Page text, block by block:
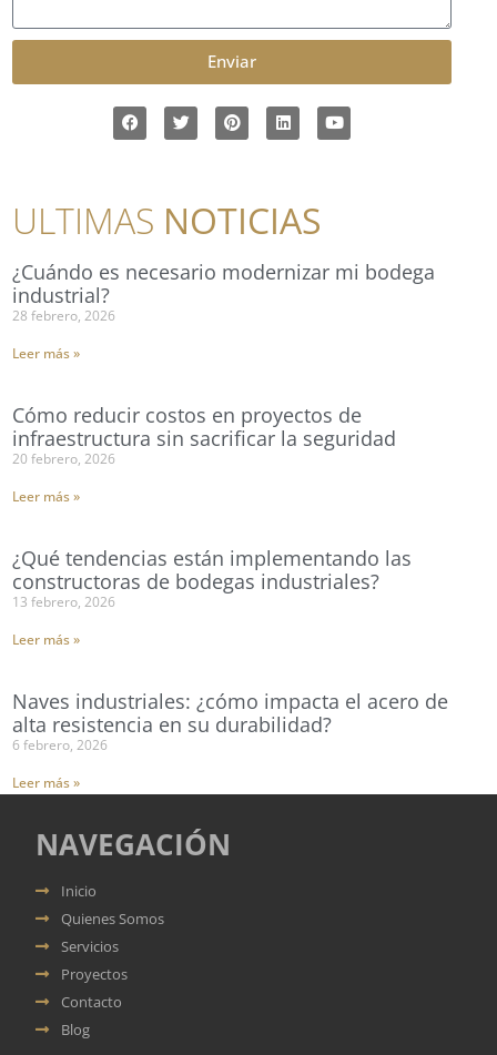
Enviar
ULTIMAS NOTICIAS
¿Cuándo es necesario modernizar mi bodega
industrial?
28 febrero, 2026
Leer más »
Cómo reducir costos en proyectos de
infraestructura sin sacrificar la seguridad
20 febrero, 2026
Leer más »
¿Qué tendencias están implementando las
constructoras de bodegas industriales?
13 febrero, 2026
Leer más »
Naves industriales: ¿cómo impacta el acero de
alta resistencia en su durabilidad?
6 febrero, 2026
Leer más »
NAVEGACIÓN
Inicio
Quienes Somos
Servicios
Proyectos
Contacto
Blog